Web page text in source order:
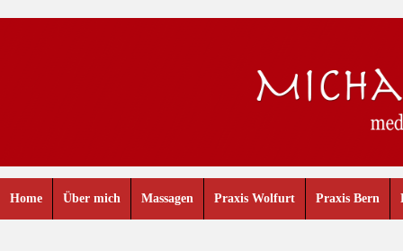
Home Über mich Massagen Praxis Wolfurt Praxis Bern